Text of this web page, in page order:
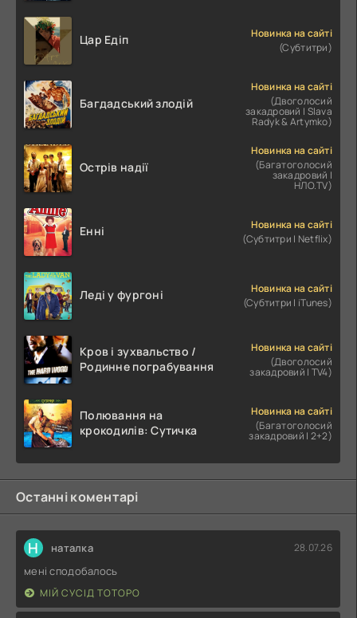
Цар Едіп
Новинка на сайті
(Субтитри)
Багдадський злодій
Новинка на сайті
(Двоголосий
закадровий | Slava
Radyk & Artymko)
Острів надії
Новинка на сайті
(Багатоголосий
закадровий |
НЛО.TV)
Енні
Новинка на сайті
(Субтитри | Netflix)
Леді у фургоні
Новинка на сайті
(Субтитри | iTunes)
Кров і зухвальство /
Родинне пограбування
Новинка на сайті
(Двоголосий
закадровий | TV4)
Полювання на
крокодилів: Сутичка
Новинка на сайті
(Багатоголосий
закадровий | 2+2)
Останні коментарі
Н наталка 28.07.26
мені сподобалось
МІЙ СУСІД ТОТОРО